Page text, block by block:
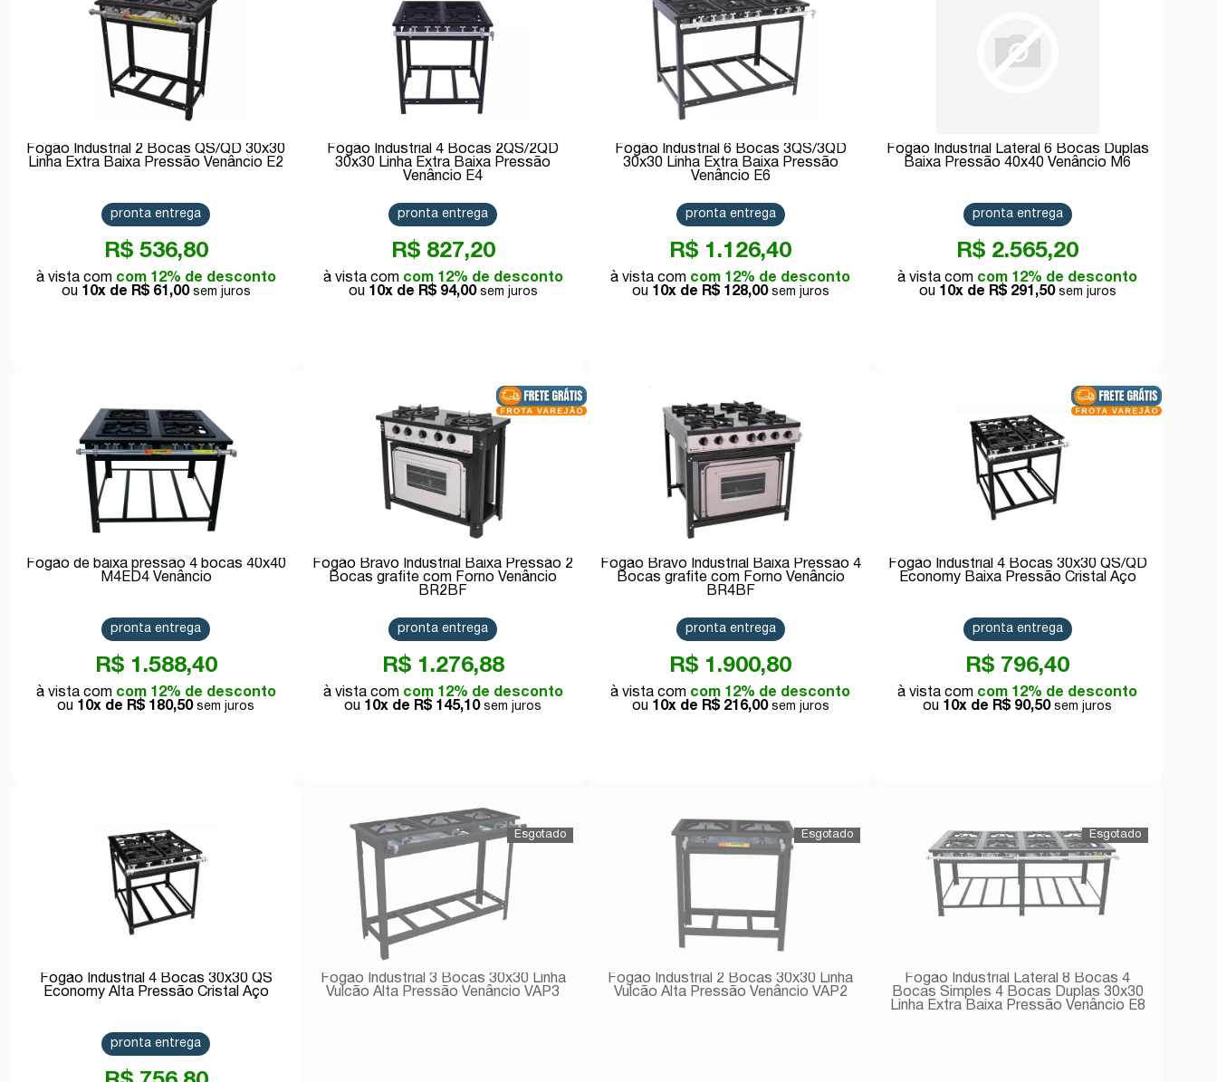
Fogão Industrial 2 Bocas QS/QD 30x30
Linha Extra Baixa Pressão Venâncio E2
R$ 536,80
com 12% de desconto
10x de R$ 61,00
pronta entrega
Fogão Industrial 4 Bocas 2QS/2QD
30x30 Linha Extra Baixa Pressão
Venâncio E4
R$ 827,20
com 12% de desconto
10x de R$ 94,00
pronta entrega
Fogão Industrial 6 Bocas 3QS/3QD
30x30 Linha Extra Baixa Pressão
Venâncio E6
R$ 1.126,40
com 12% de desconto
10x de R$ 128,00
pronta entrega
Fogão Industrial Lateral 6 Bocas Duplas
Baixa Pressão 40x40 Venâncio M6
R$ 2.565,20
com 12% de desconto
10x de R$ 291,50
pronta entrega
Fogão de baixa pressão 4 bocas 40x40
M4ED4 Venâncio
R$ 1.588,40
com 12% de desconto
10x de R$ 180,50
pronta entrega
Fogão Bravo Industrial Baixa Pressão 2
Bocas grafite com Forno Venâncio
BR2BF
R$ 1.276,88
com 12% de desconto
10x de R$ 145,10
pronta entrega
Fogão Bravo Industrial Baixa Pressão 4
Bocas grafite com Forno Venâncio
BR4BF
R$ 1.900,80
com 12% de desconto
10x de R$ 216,00
pronta entrega
Fogão Industrial 4 Bocas 30x30 QS/QD
Economy Baixa Pressão Cristal Aço
R$ 796,40
com 12% de desconto
10x de R$ 90,50
pronta entrega
Fogão Industrial 4 Bocas 30x30 QS
Economy Alta Pressão Cristal Aço
pronta entrega
Fogão Industrial 3 Bocas 30x30 Linha
Vulcão Alta Pressão Venâncio VAP3
Fogão Industrial 2 Bocas 30x30 Linha
Vulcão Alta Pressão Venâncio VAP2
Fogão Industrial Lateral 8 Bocas 4
Bocas Simples 4 Bocas Duplas 30x30
Linha Extra Baixa Pressão Venâncio E8